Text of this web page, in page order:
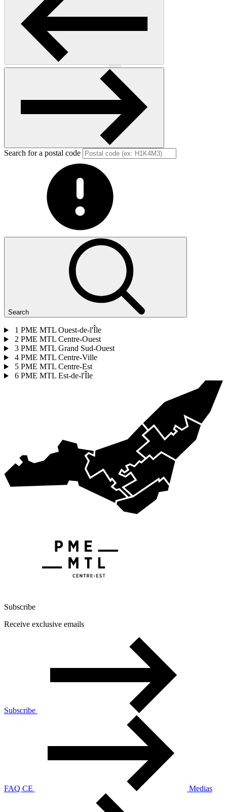
Previous
Search for a postal code
Search
1 PME MTL Ouest-de-l'Île
2 PME MTL Centre-Ouest
3 PME MTL Grand Sud-Ouest
4 PME MTL Centre-Ville
5 PME MTL Centre-Est
6 PME MTL Est-de-l'Île
Subscribe
Receive exclusive emails
Subscribe
FAQ CE Medias